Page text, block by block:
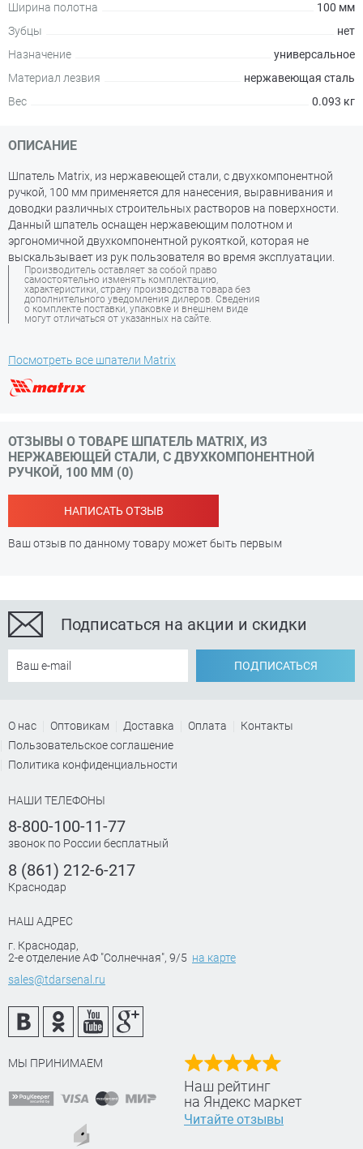
Ширина полотна
100 мм
Зубцы
нет
Назначение
универсальное
Материал лезвия
нержавеющая сталь
Вес
0.093 кг
ОПИСАНИЕ
Шпатель Matrix, из нержавеющей стали, с двухкомпонентной
ручкой, 100 мм применяется для нанесения, выравнивания и
доводки различных строительных растворов на поверхности.
Данный шпатель оснащен нержавеющим полотном и
эргономичной двухкомпонентной рукояткой, которая не
выскальзывает из рук пользователя во время эксплуатации.
Производитель оставляет за собой право
самостоятельно изменять комплектацию,
характеристики, страну производства товара без
дополнительного уведомления дилеров. Сведения
о комплекте поставки, упаковке и внешнем виде
могут отличаться от указанных на сайте.
Посмотреть все шпатели Matrix
ОТЗЫВЫ О ТОВАРЕ ШПАТЕЛЬ MATRIX, ИЗ
НЕРЖАВЕЮЩЕЙ СТАЛИ, С ДВУХКОМПОНЕНТНОЙ
РУЧКОЙ, 100 ММ (0)
НАПИСАТЬ ОТЗЫВ
Ваш отзыв по данному товару может быть первым
Подписаться на акции и скидки
ПОДПИСАТЬСЯ
О нас Оптовикам Доставка Оплата
Контакты
Пользовательское соглашение
Политика конфиденциальности
НАШИ ТЕЛЕФОНЫ
8-800-100-11-77
звонок по России бесплатный
8 (861) 212-6-217
Краснодар
НАШ АДРЕС
г. Краснодар,
2-е отделение АФ "Солнечная", 9/5 на карте
sales@tdarsenal.ru
МЫ ПРИНИМАЕМ
Наш рейтинг
на Яндекс маркет
Читайте отзывы